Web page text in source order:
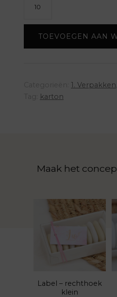
TOEVOEGEN AAN
1. Verpakken
karton
Maak het
Label – rechthoek
klein